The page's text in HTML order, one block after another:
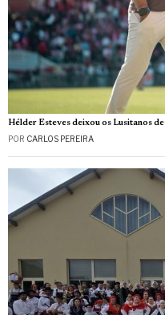
Hélder Esteves deixou os Lusitanos
POR CARLOS PEREIRA